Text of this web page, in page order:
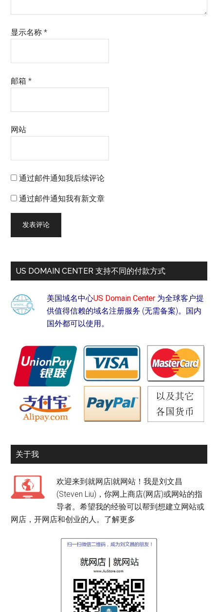
显示名称*
邮箱*
网站
通过邮件通知我后续评论
通过邮件通知我有新文章
US DOMAIN CENTER 支持不同的付款方式
美国域名中心US Domain Center 为全球客户提
供值得信赖的域名注册服务 (无需备案)。国内
国外都可以使用。
关于我
欢迎来到就网店|就网站！我是刘文昌
(Steven Liu)，你网上商店(网店)或网站的指
导者。希望我的经验可以帮到想建立网站或
网店，开网店和创业的人。 了解更多